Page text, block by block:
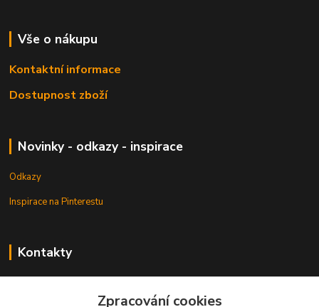
Vše o nákupu
Kontaktní informace
Dostupnost zboží
Novinky - odkazy - inspirace
Odkazy
Inspirace na Pinterestu
Kontakty
Petr Pešek
+420 608 835 880Zpracování cookies